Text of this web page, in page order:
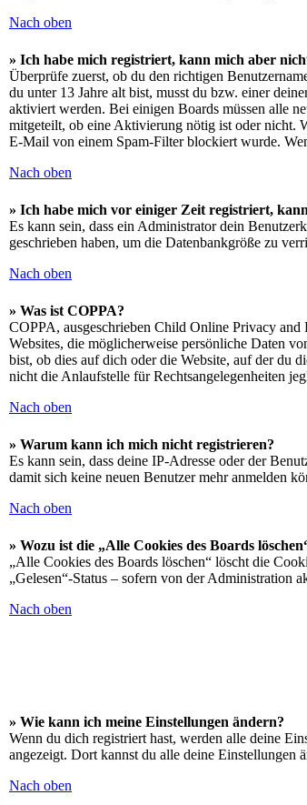
Nach oben
» Ich habe mich registriert, kann mich aber
Überprüfe zuerst, ob du den richtigen
du unter 13 Jahre alt bist, musst du bzw. einer
aktiviert werden. Bei einigen Boards müssen alle
mitgeteilt, ob eine Aktivierung nötig ist oder nicht.
E-Mail von einem Spam-Filter blockiert wurde.
Nach oben
» Ich habe mich vor einiger Zeit registriert,
Es kann sein, dass ein Administrator dein
geschrieben haben, um die Datenbankgröße zu
Nach oben
» Was ist COPPA?
COPPA, ausgeschrieben Child Online Privacy
Websites, die möglicherweise persönliche Daten
bist, ob dies auf dich oder die Website, auf der du
nicht die Anlaufstelle für Rechtsangelegenheiten
Nach oben
» Warum kann ich mich nicht registrieren?
Es kann sein, dass deine IP-Adresse oder der
damit sich keine neuen Benutzer mehr anmelden
Nach oben
» Wozu ist die „Alle Cookies des Boards
„Alle Cookies des Boards löschen“ löscht die
„Gelesen“-Status – sofern von der Administration
Nach oben
» Wie kann ich meine Einstellungen ändern?
Wenn du dich registriert hast, werden alle deine
angezeigt. Dort kannst du alle deine Einstellungen
Nach oben